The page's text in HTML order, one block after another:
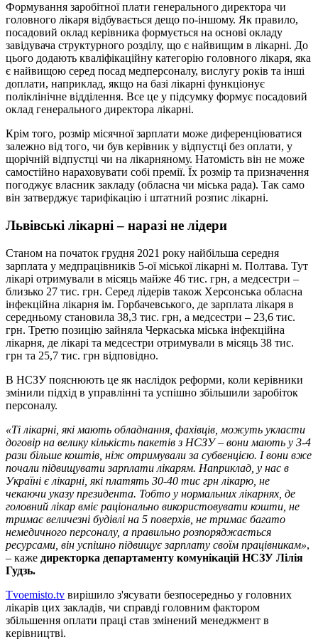
Формування заробітної плати генерального директора чи
головного лікаря відбувається дещо по-іншому. Як правило,
посадовий оклад керівника формується на основі окладу
завідувача структурного розділу, що є найвищим в лікарні. До
цього додають кваліфікаційну категорію головного лікаря, яка
є найвищою серед посад медперсоналу, вислугу років та інші
доплати, наприклад, якщо на базі лікарні функціонує
поліклінічне відділення. Все це у підсумку формує посадовий
оклад генерального директора лікарні.
Крім того, розмір місячної зарплати може диференціюватися
залежно від того, чи був керівник у відпустці без оплати, у
щорічній відпустці чи на лікарняному. Натомість він не може
самостійно нараховувати собі премії. Їх розмір та призначення
погоджує власник закладу (обласна чи міська рада). Так само
він затверджує тарифікацію і штатний розпис лікарні.
Львівські лікарні – наразі не лідери
Станом на початок грудня 2021 року найбільша середня
зарплата у медпрацівників 5-ої міської лікарні м. Полтава. Тут
лікарі отримували в місяць майже 46 тис. грн, а медсестри –
близько 27 тис. грн. Серед лідерів також Херсонська обласна
інфекційна лікарня ім. Горбачевського, де зарплата лікаря в
середньому становила 38,3 тис. грн, а медсестри – 23,6 тис.
грн. Третю позицію зайняла Черкаська міська інфекційна
лікарня, де лікарі та медсестри отримували в місяць 38 тис.
грн та 25,7 тис. грн відповідно.
В НСЗУ пояснюють це як наслідок реформи, коли керівники
змінили підхід в управлінні та успішно збільшили заробіток
персоналу.
«Ті лікарні, які мають обладнання, фахівців, можуть укласти
договір на велику кількість пакетів з НСЗУ – вони мають у 3-4
рази більше коштів, ніж отримували за субвенцією. І вони вже
почали підвищувати зарплати лікарям. Наприклад, у нас в
Україні є лікарні, які платять 30-40 тис грн лікарю, не
чекаючи указу президента. Тобто у нормальних лікарнях, де
головний лікар вміє раціонально використовувати кошти, не
тримає величезні будівлі на 5 поверхів, не тримає багато
немедичного персоналу, а правильно розпоряджається
ресурсами, він успішно підвищує зарплату своїм працівникам»,
– каже директорка департаменту комунікацій НСЗУ Лілія
Гудзь.
Tvoemisto.tv вирішило з'ясувати безпосередньо у головних
лікарів цих закладів, чи справді головним фактором
збільшення оплати праці став змінений менеджмент в
керівництві.